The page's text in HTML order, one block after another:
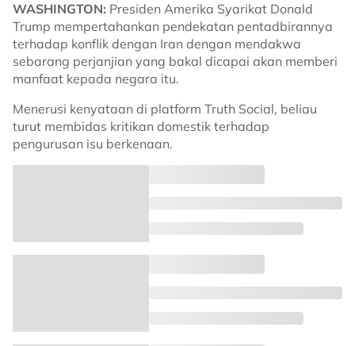
WASHINGTON: Presiden Amerika Syarikat Donald
Trump mempertahankan pendekatan pentadbirannya
terhadap konflik dengan Iran dengan mendakwa
sebarang perjanjian yang bakal dicapai akan memberi
manfaat kepada negara itu.
Menerusi kenyataan di platform Truth Social, beliau
turut membidas kritikan domestik terhadap
pengurusan isu berkenaan.